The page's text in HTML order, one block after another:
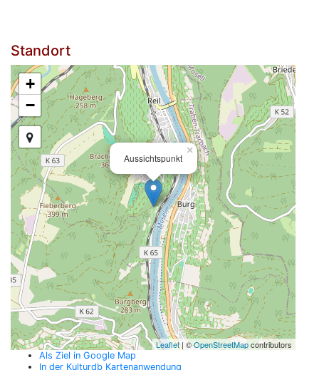
Standort
Aussichtspunkt
×
+
−
Leaflet| ©OpenStreetMapcontributors
Als Ziel in Google Map
In der Kulturdb Kartenanwendung